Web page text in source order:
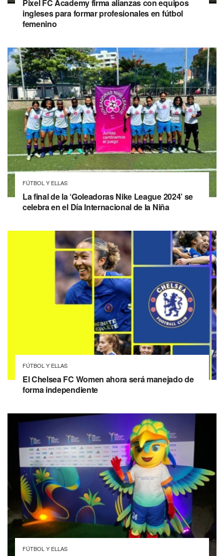
Pixel FC Academy firma alianzas con equipos
ingleses para formar profesionales en fútbol
femenino
FÚTBOL Y ELLAS
La final de la ‘Goleadoras Nike League 2024’ se
celebra en el Día Internacional de la Niña
FÚTBOL Y ELLAS
El Chelsea FC Women ahora será manejado de
forma independiente
FÚTBOL Y ELLAS